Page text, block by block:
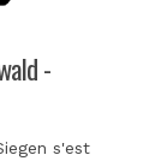
-
s'est